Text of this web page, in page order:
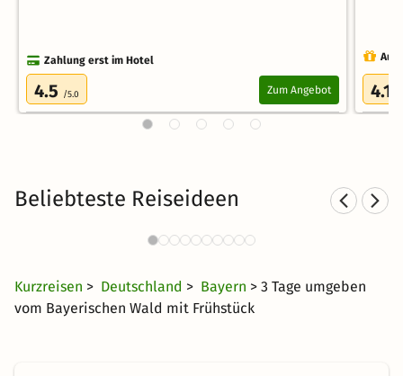
Zahlung erst im Hotel
4.5 /5.0 Zum Angebot 4.1
Beliebteste Reiseideen
Sporthotels im Bayerischen
Kurzreisen > Deutschland > Bayern > 3 Tage umgeben
vom Bayerischen Wald mit Frühstück